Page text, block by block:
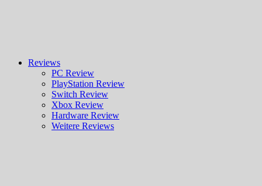
Reviews
PC Review
PlayStation Review
Switch Review
Xbox Review
Hardware Review
Weitere Reviews